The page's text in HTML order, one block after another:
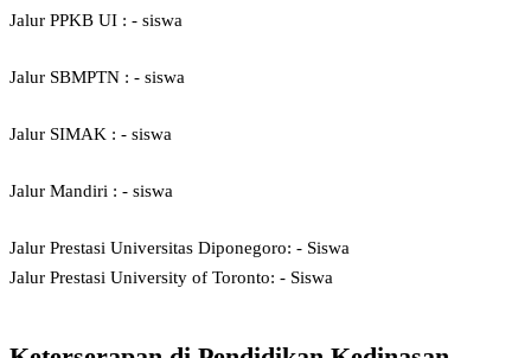
Jalur PPKB UI : - siswa
Jalur SBMPTN : - siswa
Jalur SIMAK : - siswa
Jalur Mandiri : - siswa
Jalur Prestasi Universitas Diponegoro: - Siswa
japres undip09px
Jalur Prestasi University of Toronto: - Siswa